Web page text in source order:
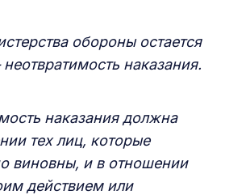
обороны остается
наказания.
наказания должна
тех лиц, которые
виновны, и в отношении
действием или